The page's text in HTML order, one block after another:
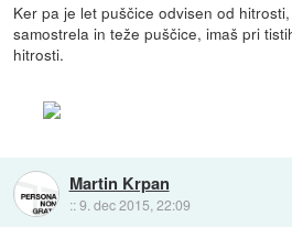
Ker pa je let puščice odvisen od
samostrela in teže puščice, imaš pri
hitrosti.
Martin Krpan
::9. dec 2015, 22:09